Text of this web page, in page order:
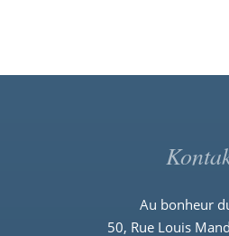
Au bonheur
50, Rue Louis